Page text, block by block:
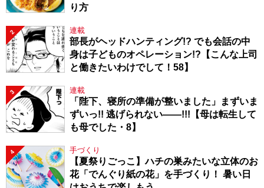
り方
2 連載
部長がヘッドハンティング!? でも会話の中
身は子どものオペレーション!?【こんな上司
と働きたいわけでして！58】
3 連載
「陛下、寝所の準備が整いました」まずいま
ずいっ!! 逃げられない――!!!【母は転生して
も母でした・8】
4 手づくり
【夏祭りごっこ】ハチの巣みたいな立体のお
花「でんぐり紙の花」を手づくり！ 暑い日